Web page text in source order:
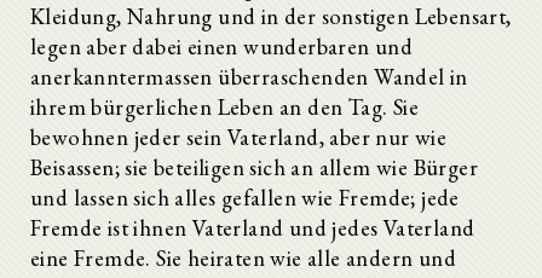
Kleidung, Nahrung und in der sonstigen Lebensart,
legen aber dabei einen wunderbaren und
anerkanntermassen überraschenden Wandel in
ihrem bürgerlichen Leben an den Tag. Sie
bewohnen jeder sein Vaterland, aber nur wie
Beisassen; sie beteiligen sich an allem wie Bürger
und lassen sich alles gefallen wie Fremde; jede
Fremde ist ihnen Vaterland und jedes Vaterland
eine Fremde. Sie heiraten wie alle andern und